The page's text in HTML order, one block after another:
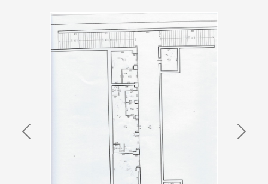
Previous Next